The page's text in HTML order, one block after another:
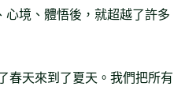
境、體悟後，就超越了許多
春天來到了夏天。我們把所有